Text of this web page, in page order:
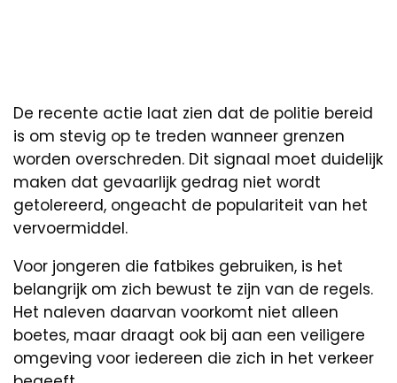
De recente actie laat zien dat de politie bereid
is om stevig op te treden wanneer grenzen
worden overschreden. Dit signaal moet duidelijk
maken dat gevaarlijk gedrag niet wordt
getolereerd, ongeacht de populariteit van het
vervoermiddel.
Voor jongeren die fatbikes gebruiken, is het
belangrijk om zich bewust te zijn van de regels.
Het naleven daarvan voorkomt niet alleen
boetes, maar draagt ook bij aan een veiligere
omgeving voor iedereen die zich in het verkeer